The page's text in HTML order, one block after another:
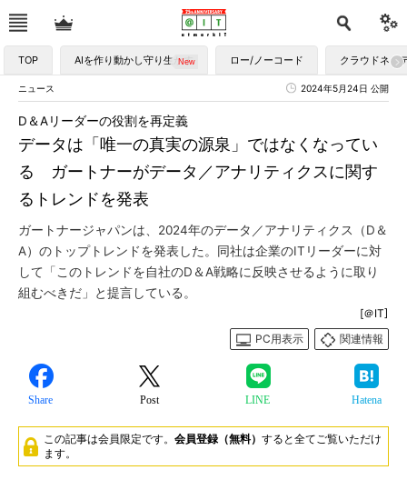
TOP AIを作り動かし守り生かす ロー/ノーコード クラウドネイ
ニュース 2024年5月24日 公開
データは「唯一の真実の源泉」ではなくなってい
る ガートナーがデータ／アナリティクスに関す
るトレンドを発表
D＆Aリーダーの役割を再定義
ガートナージャパンは、2024年のデータ／アナリティクス（D＆
A）のトップトレンドを発表した。同社は企業のITリーダーに対
して「このトレンドを自社のD＆A戦略に反映させるように取り
組むべきだ」と提言している。
[＠IT]
PC用表示
関連情報
Share Post LINE Hatena
この記事は会員限定です。 会員登録（無料） すると全てご覧いただけ
ます。